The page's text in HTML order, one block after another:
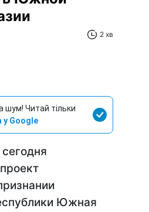
2 хв
шум! Читай тільки
у Google
Южная